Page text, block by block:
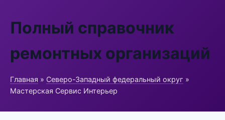
Полный справочник
ремонтных организаций
Главная » Северо-Западный федеральный округ »
Мастерская Сервис Интерьер